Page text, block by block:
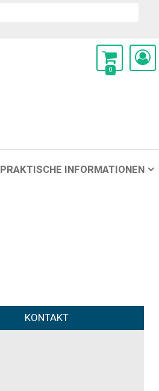
0
PRAKTISCHE INFORMATIONEN
KONTAKT